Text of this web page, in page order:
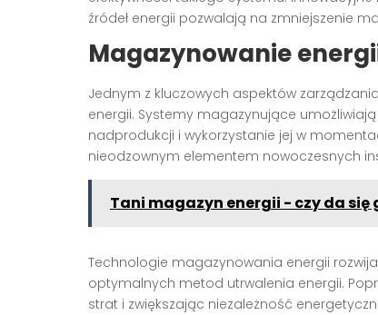
źródeł energii pozwalają na zmniejszenie
Magazynowanie
Jednym z kluczowych aspektów zarządzania
energii. Systemy magazynujące
nadprodukcji i wykorzystanie jej w
nieodzownym elementem nowoczesnych
Tani magazyn energii - czy da się
Technologie magazynowania energii
optymalnych metod utrwalenia energii.
strat i zwiększając niezależność